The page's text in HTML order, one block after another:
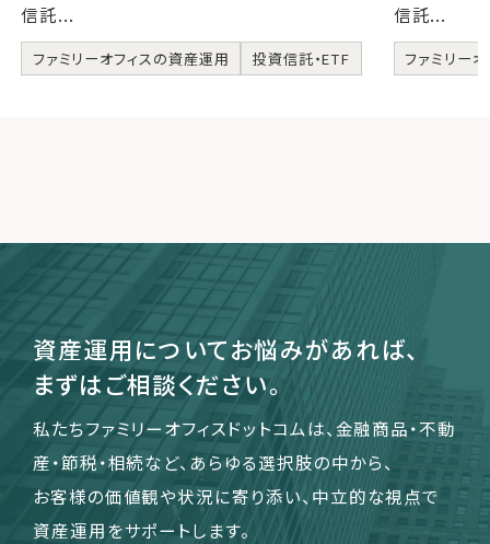
信託...
ファミリーオフィスの資産運用 投資信託・ETF
信託...
ファミリー
資産運用についてお悩みがあれば、
まずはご相談ください。
私たちファミリーオフィスドットコムは、金融商品・不動
産・節税・相続など、あらゆる選択肢の中から、
お客様の価値観や状況に寄り添い、中立的な視点で
資産運用をサポートします。